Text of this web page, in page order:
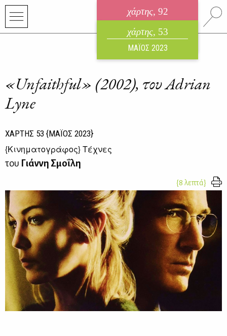
χάρτης, 92
ηλεκτρονικό περιοδικό
ΑΥΓΟΥΣΤΟΣ 2026
χάρτης, 53
ΜΑΪΟΣ 2023
«Unfaithful» (2002), του Adrian
Lyne
ΧΑΡΤΗΣ 53 {ΜΑΪΟΣ 2023}
{Κινηματογράφος} Τέχνες
του Γιάννη Σμοΐλη
{8 λεπτά}